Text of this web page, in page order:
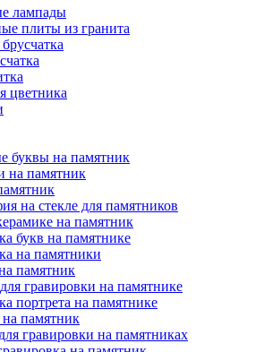
лампады
плиты из гранита
цветника
буквы на памятник
на памятник
на стекле для памятников
на памятник
букв на памятнике
на памятники
памятник
гравировки на памятнике
портрета на памятнике
памятник
гравировки на памятниках